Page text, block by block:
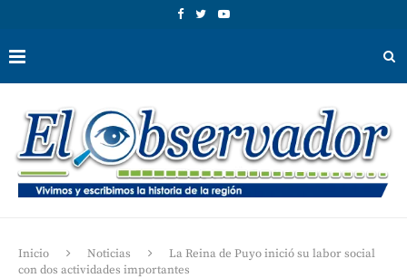
Inicio Noticias
La Reina de Puyo inició su labor social
con dos actividades importantes